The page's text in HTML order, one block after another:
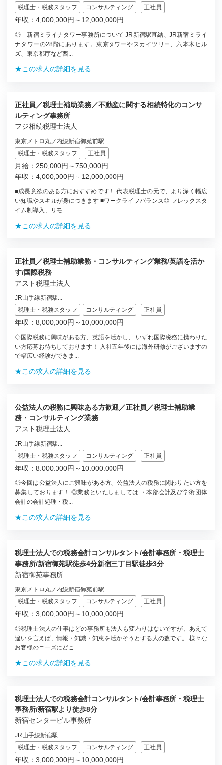
税理士・税務スタッフ コンサルティング 正社員
年収：4,000,000円～12,000,000円
◎ 新宿ミライナタワー事務所について JR新宿駅直結、JR新宿ミライ
ナタワーの28階にあります。東京タワーやスカイツリー、六本木ヒル
ズ、東京都庁など西...
★この求人の詳細を見る
正社員／税理士補助業務／不動産に関する相続特化のコンサ
ルティング事務所
フジ相続税理士法人
東京メトロ丸ノ内線新宿御苑前駅...
税理士・税務スタッフ
正社員
月給：250,000円～750,000円
年収：4,000,000円～12,000,000円
■成長意欲のある方におすすめです！ 代表税理士の元で、より深く幅広
い知識やスキルが身につきます ■ワークライフバランス◎ フレックスタ
イム制導入、リモ...
★この求人の詳細を見る
正社員／税理士補助業務・コンサルティング業務/英語を活か
す/国際税務
アスト税理士法人
JR山手線新宿駅...
税理士・税務スタッフ
コンサルティング 正社員
年収：8,000,000円～10,000,000円
◇国際税務に興味がある方、英語を活かし、 いずれ国際税務に携わりた
い方応募お待ちしております！ 入社五年後には海外研修がございますの
で幅広い経験ができま...
★この求人の詳細を見る
公益法人の税務に興味ある方歓迎／正社員／税理士補助業
務・コンサルティング業務
アスト税理士法人
JR山手線新宿駅...
税理士・税務スタッフ
コンサルティング 正社員
年収：8,000,000円～10,000,000円
◎今回は公益法人にご興味がある方、公益法人の税務に関わりたい方を
募集しております！ ◎業務といたしましては ・本部会計及び学術団体
会計の会計処理・税...
★この求人の詳細を見る
税理士法人での税務会計コンサルタント/会計事務所・税理士
事務所/新宿御苑駅徒歩4分新宿三丁目駅徒歩3分
新宿御苑事務所
東京メトロ丸ノ内線新宿御苑前駅...
税理士・税務スタッフ
コンサルティング 正社員
年収：3,000,000円～10,000,000円
◎税理士法人の仕事はどの事務所も法人も変わりはないですが、あえて
違いを言えば、情報・知識・知恵を活かそうとする人の数です。 様々な
お客様のニーズにどこ...
★この求人の詳細を見る
税理士法人での税務会計コンサルタント/会計事務所・税理士
事務所/新宿駅より徒歩8分
新宿センタービル事務所
JR山手線新宿駅...
税理士・税務スタッフ
コンサルティング 正社員
年収：3,000,000円～10,000,000円